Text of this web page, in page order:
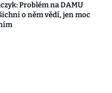
Problém na DAMU
o něm vědí, jen moc